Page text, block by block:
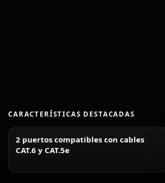
CARACTERÍSTICAS DESTACADAS
2 puertos compatibles con cables
CAT.6 y CAT.5e